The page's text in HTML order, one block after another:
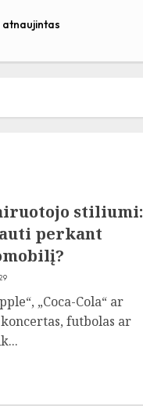
atnaujintas
stiliumi:
perkant
„Coca-Cola“ ar
koncertas, futbolas ar